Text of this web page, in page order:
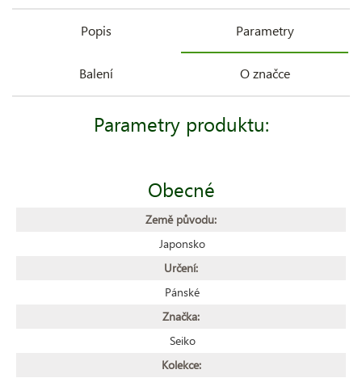
Popis Parametry
Balení O značce
Parametry produktu:
Obecné
Země původu:
Japonsko
Určení:
Pánské
Značka:
Seiko
Kolekce: